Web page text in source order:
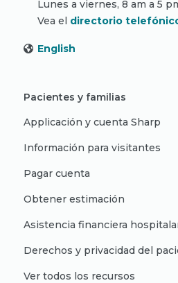
Lunes a viernes, 8 am a 5
Vea el directorio
English
Pacientes y familias
Applicación y cuenta Sharp
Información para visitantes
Pagar cuenta
Obtener estimación
Asistencia financiera
Derechos y privacidad del
Ver todos los recursos